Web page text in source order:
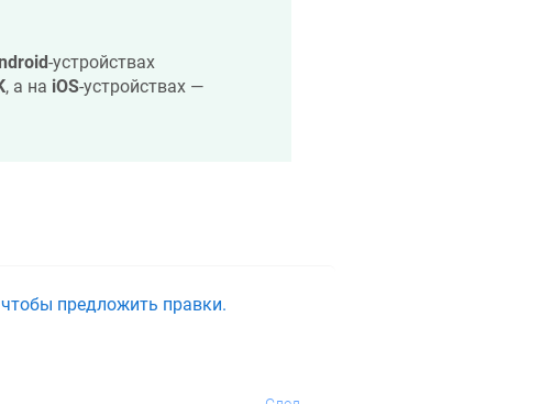
-устройствах
, а на iOS-устройствах —
предложить правки.